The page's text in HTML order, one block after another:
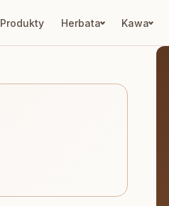
Produkty Herbata Kawa